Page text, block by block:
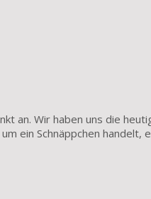
an. Wir haben uns die
ein Schnäppchen handelt,